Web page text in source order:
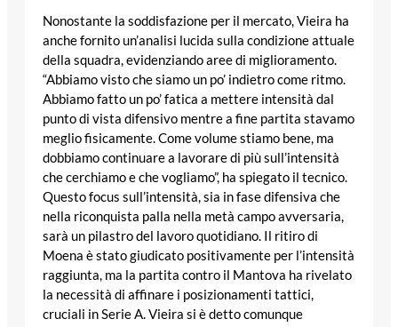
Nonostante la soddisfazione per il mercato, Vieira ha
anche fornito un’analisi lucida sulla condizione attuale
della squadra, evidenziando aree di miglioramento.
“Abbiamo visto che siamo un po’ indietro come ritmo.
Abbiamo fatto un po’ fatica a mettere intensità dal
punto di vista difensivo mentre a fine partita stavamo
meglio fisicamente. Come volume stiamo bene, ma
dobbiamo continuare a lavorare di più sull’intensità
che cerchiamo e che vogliamo”, ha spiegato il tecnico.
Questo focus sull’intensità, sia in fase difensiva che
nella riconquista palla nella metà campo avversaria,
sarà un pilastro del lavoro quotidiano. Il ritiro di
Moena è stato giudicato positivamente per l’intensità
raggiunta, ma la partita contro il Mantova ha rivelato
la necessità di affinare i posizionamenti tattici,
cruciali in Serie A. Vieira si è detto comunque